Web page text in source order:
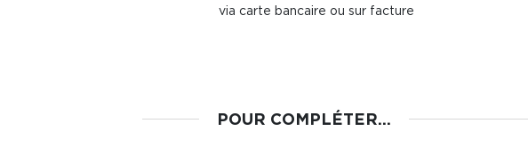
via carte bancaire ou sur facture
POUR COMPLÉTER...